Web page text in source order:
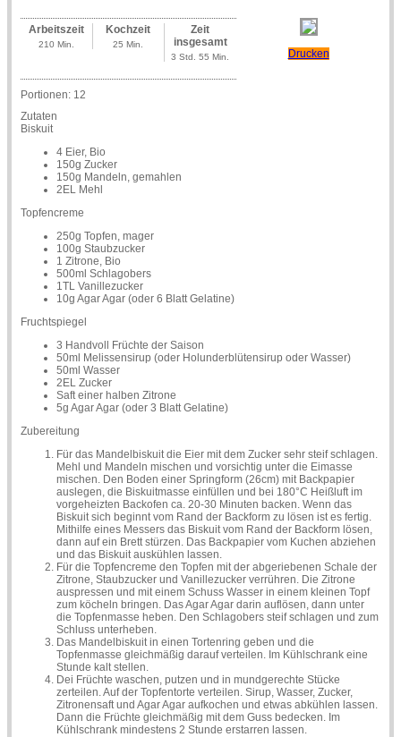
Drucken
Arbeitszeit
210 Min.
Kochzeit
25 Min.
Zeit
insgesamt
3 Std. 55 Min.
Portionen: 12
Zutaten
Biskuit
4 Eier, Bio
150g Zucker
150g Mandeln, gemahlen
2EL Mehl
Topfencreme
250g Topfen, mager
100g Staubzucker
1 Zitrone, Bio
500ml Schlagobers
1TL Vanillezucker
10g Agar Agar (oder 6 Blatt Gelatine)
Fruchtspiegel
3 Handvoll Früchte der Saison
50ml Melissensirup (oder Holunderblütensirup oder Wasser)
50ml Wasser
2EL Zucker
Saft einer halben Zitrone
5g Agar Agar (oder 3 Blatt Gelatine)
Zubereitung
Für das Mandelbiskuit die Eier mit dem Zucker sehr steif schlagen.
Mehl und Mandeln mischen und vorsichtig unter die Eimasse
mischen. Den Boden einer Springform (26cm) mit Backpapier
auslegen, die Biskuitmasse einfüllen und bei 180°C Heißluft im
vorgeheizten Backofen ca. 20-30 Minuten backen. Wenn das
Biskuit sich beginnt vom Rand der Backform zu lösen ist es fertig.
Mithilfe eines Messers das Biskuit vom Rand der Backform lösen,
dann auf ein Brett stürzen. Das Backpapier vom Kuchen abziehen
und das Biskuit auskühlen lassen.
Für die Topfencreme den Topfen mit der abgeriebenen Schale der
Zitrone, Staubzucker und Vanillezucker verrühren. Die Zitrone
auspressen und mit einem Schuss Wasser in einem kleinen Topf
zum köcheln bringen. Das Agar Agar darin auflösen, dann unter
die Topfenmasse heben. Den Schlagobers steif schlagen und zum
Schluss unterheben.
Das Mandelbiskuit in einen Tortenring geben und die
Topfenmasse gleichmäßig darauf verteilen. Im Kühlschrank eine
Stunde kalt stellen.
Dei Früchte waschen, putzen und in mundgerechte Stücke
zerteilen. Auf der Topfentorte verteilen. Sirup, Wasser, Zucker,
Zitronensaft und Agar Agar aufkochen und etwas abkühlen lassen.
Dann die Früchte gleichmäßig mit dem Guss bedecken. Im
Kühlschrank mindestens 2 Stunde erstarren lassen.